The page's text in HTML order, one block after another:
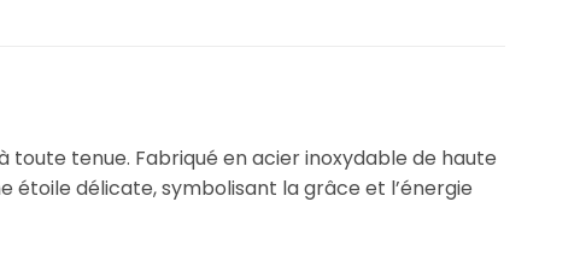
toute tenue. Fabriqué en acier inoxydable de haute
étoile délicate, symbolisant la grâce et l’énergie